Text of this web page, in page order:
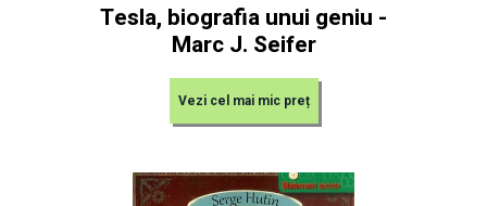
Tesla, biografia unui geniu -
Marc J. Seifer
Vezi cel mai mic preț